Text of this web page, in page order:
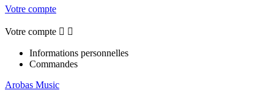
Votre compte
Votre compte  
Informations personnelles
Commandes
Arobas Music